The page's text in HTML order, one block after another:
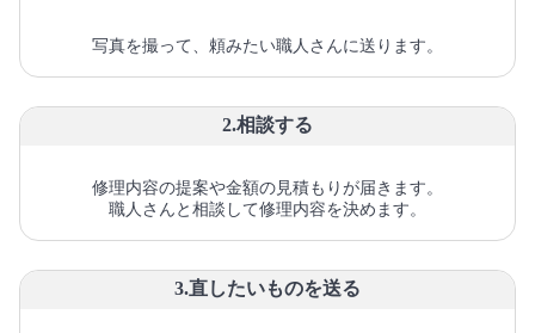
写真を撮って、頼みたい職人さんに送ります。
2.相談する
修理内容の提案や金額の見積もりが届きます。
職人さんと相談して修理内容を決めます。
3.直したいものを送る